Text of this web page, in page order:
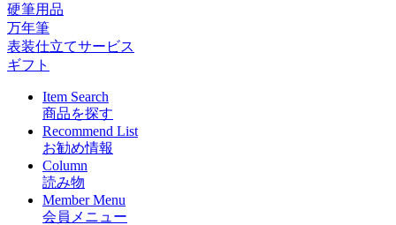
硬筆用品
万年筆
表装仕立てサービス
ギフト
Item Search
商品を探す
Recommend List
お勧め情報
Column
読み物
Member Menu
会員メニュー